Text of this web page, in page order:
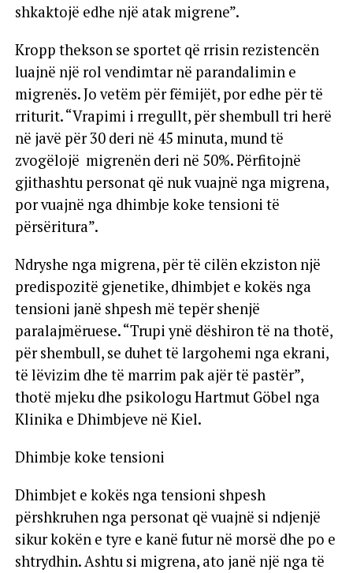
shkaktojë edhe një atak migrene”.
Kropp thekson se sportet që rrisin rezistencën
luajnë një rol vendimtar në parandalimin e
migrenës. Jo vetëm për fëmijët, por edhe për të
rriturit. “Vrapimi i rregullt, për shembull tri herë
në javë për 30 deri në 45 minuta, mund të
zvogëlojë migrenën deri në 50%. Përfitojnë
gjithashtu personat që nuk vuajnë nga migrena,
por vuajnë nga dhimbje koke tensioni të
përsëritura”.
Ndryshe nga migrena, për të cilën ekziston një
predispozitë gjenetike, dhimbjet e kokës nga
tensioni janë shpesh më tepër shenjë
paralajmëruese. “Trupi ynë dëshiron të na thotë,
për shembull, se duhet të largohemi nga ekrani,
të lëvizim dhe të marrim pak ajër të pastër”,
thotë mjeku dhe psikologu Hartmut Göbel nga
Klinika e Dhimbjeve në Kiel.
Dhimbje koke tensioni
Dhimbjet e kokës nga tensioni shpesh
përshkruhen nga personat që vuajnë si ndjenjë
sikur kokën e tyre e kanë futur në morsë dhe po e
shtrydhin. Ashtu si migrena, ato janë një nga të